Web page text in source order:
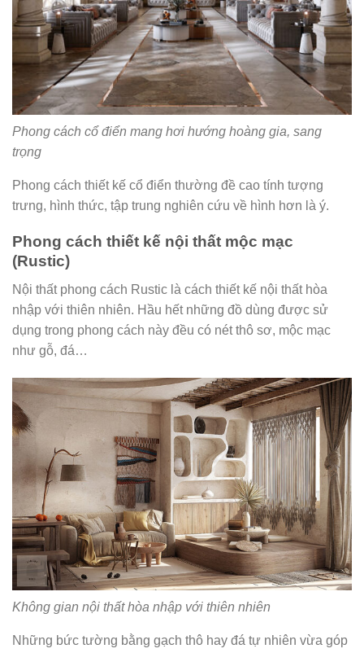
Phong cách cổ điển mang hơi hướng hoàng gia, sang
trọng
Phong cách thiết kế cổ điển thường đề cao tính tượng
trưng, hình thức, tập trung nghiên cứu về hình hơn là ý.
Phong cách thiết kế nội thất mộc mạc
(Rustic)
Nội thất phong cách Rustic là cách thiết kế nội thất hòa
nhập với thiên nhiên. Hầu hết những đồ dùng được sử
dụng trong phong cách này đều có nét thô sơ, mộc mạc
như gỗ, đá…
Không gian nội thất hòa nhập với thiên nhiên
Những bức tường bằng gạch thô hay đá tự nhiên vừa góp